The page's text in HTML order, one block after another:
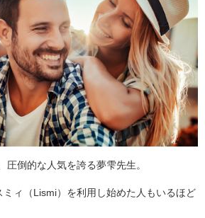
圧倒的な人気を誇る夢雫先生。
ィ（Lismi）を利用し始めた人もいるほど